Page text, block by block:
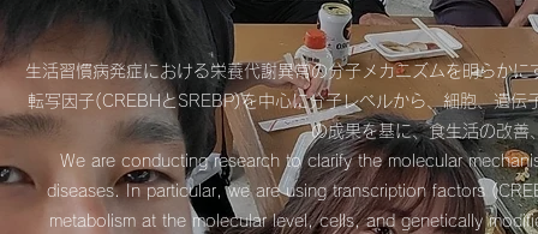
生活習慣病発症における栄養代謝異常の分子メカニズムを明らか
転写因子(CREBHとSREBP)を中心に分子レベルから、細胞、遺
の成果を基に、食生活の改善
We are conducting research to clarify the molecular
diseases. In particular, we are using transcription factors
metabolism at the molecular level, cells, and genetically